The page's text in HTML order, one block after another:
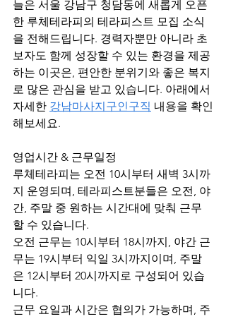
늘은 서울 강남구 청담동에 새롭게 오픈
한 루체테라피의 테라피스트 모집 소식
을 전해드립니다. 경력자뿐만 아니라 초
보자도 함께 성장할 수 있는 환경을 제공
하는 이곳은, 편안한 분위기와 좋은 복지
로 많은 관심을 받고 있습니다. 아래에서
자세한 강남마사지구인구직 내용을 확인
해보세요.
영업시간 & 근무일정
루체테라피는 오전 10시부터 새벽 3시까
지 운영되며, 테라피스트분들은 오전, 야
간, 주말 중 원하는 시간대에 맞춰 근무
할 수 있습니다.
오전 근무는 10시부터 18시까지, 야간 근
무는 19시부터 익일 3시까지이며, 주말
은 12시부터 20시까지로 구성되어 있습
니다.
근무 요일과 시간은 협의가 가능하며, 주